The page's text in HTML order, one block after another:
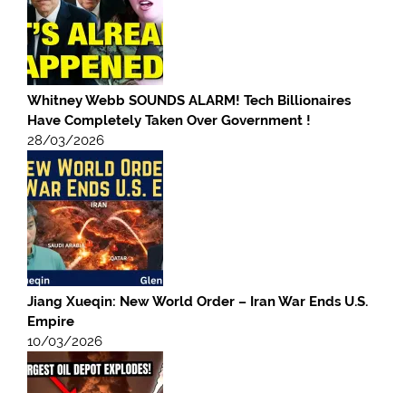
Whitney Webb SOUNDS ALARM! Tech Billionaires
Have Completely Taken Over Government !
28/03/2026
Jiang Xueqin: New World Order – Iran War Ends U.S.
Empire
10/03/2026